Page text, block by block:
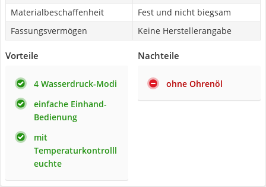
Materialbeschaffenheit
Fest und nicht biegsam
Fassungsvermögen
Keine Herstellerangabe
Vorteile
4 Wasserdruck-Modi
einfache Einhand-
Bedienung
mit
Temperaturkontrolll
euchte
Nachteile
ohne Ohrenöl